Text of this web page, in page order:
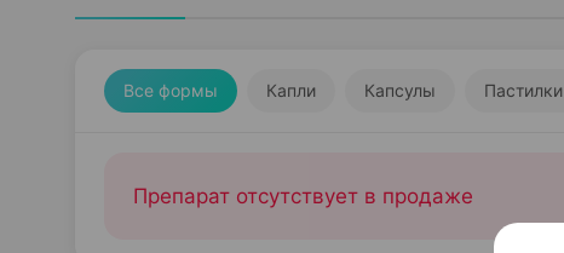
Все формы Капли Капсулы Пастилки
Препарат отсутствует в продаже